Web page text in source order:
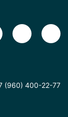
(960) 400-22-77